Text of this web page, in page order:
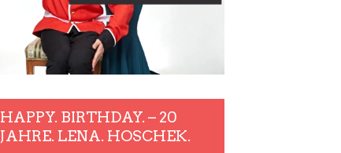
HAPPY. BIRTHDAY. – 20
JAHRE. LENA. HOSCHEK.